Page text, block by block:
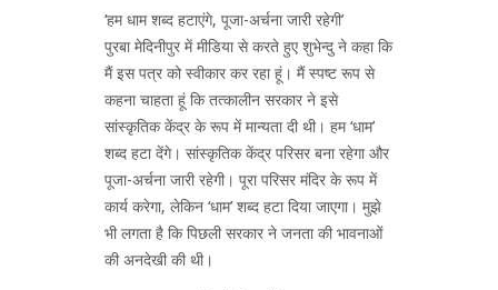
‘हम धाम शब्द हटाएंगे, पूजा-अर्चना जारी रहेगी’
पुरबा मेदिनीपुर में मीडिया से करते हुए शुभेन्दु ने कहा कि
मैं इस पत्र को स्वीकार कर रहा हूं। मैं स्पष्ट रूप से
कहना चाहता हूं कि तत्कालीन सरकार ने इसे
सांस्कृतिक केंद्र के रूप में मान्यता दी थी। हम ‘धाम’
शब्द हटा देंगे। सांस्कृतिक केंद्र परिसर बना रहेगा और
पूजा-अर्चना जारी रहेगी। पूरा परिसर मंदिर के रूप में
कार्य करेगा, लेकिन ‘धाम’ शब्द हटा दिया जाएगा। मुझे
भी लगता है कि पिछली सरकार ने जनता की भावनाओं
की अनदेखी की थी।